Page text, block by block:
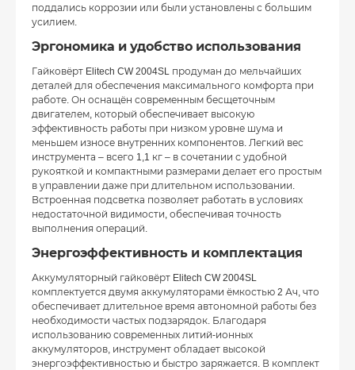
поддались коррозии или были установлены с большим
усилием.
Эргономика и удобство использования
Гайковёрт Elitech CW 2004SL продуман до мельчайших
деталей для обеспечения максимального комфорта при
работе. Он оснащён современным бесщеточным
двигателем, который обеспечивает высокую
эффективность работы при низком уровне шума и
меньшем износе внутренних компонентов. Легкий вес
инструмента – всего 1,1 кг – в сочетании с удобной
рукояткой и компактными размерами делает его простым
в управлении даже при длительном использовании.
Встроенная подсветка позволяет работать в условиях
недостаточной видимости, обеспечивая точность
выполнения операций.
Энергоэффективность и комплектация
Аккумуляторный гайковёрт Elitech CW 2004SL
комплектуется двумя аккумуляторами ёмкостью 2 Ач, что
обеспечивает длительное время автономной работы без
необходимости частых подзарядок. Благодаря
использованию современных литий-ионных
аккумуляторов, инструмент обладает высокой
энергоэффективностью и быстро заряжается. В комплект